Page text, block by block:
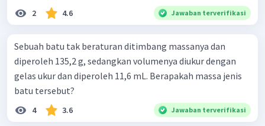
2 4.6 Jawaban terverifikasi
Sebuah batu tak beraturan ditimbang massanya dan
diperoleh 135,2 g, sedangkan volumenya diukur dengan
gelas ukur dan diperoleh 11,6 mL. Berapakah massa jenis
batu tersebut?
4 3.6 Jawaban terverifikasi